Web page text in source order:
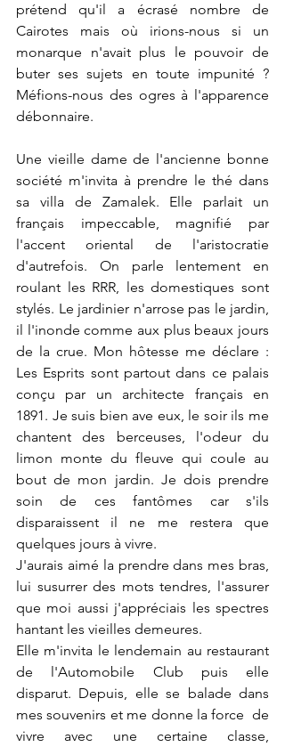
prétend qu'il a écrasé nombre de
Cairotes mais où irions-nous si un
monarque n'avait plus le pouvoir de
buter ses sujets en toute impunité ?
Méfions-nous des ogres à l'apparence
débonnaire.
Une vieille dame de l'ancienne bonne
société m'invita à prendre le thé dans
sa villa de Zamalek. Elle parlait un
français impeccable, magnifié par
l'accent oriental de l'aristocratie
d'autrefois. On parle lentement en
roulant les RRR, les domestiques sont
stylés. Le jardinier n'arrose pas le jardin,
il l'inonde comme aux plus beaux jours
de la crue. Mon hôtesse me déclare :
Les Esprits sont partout dans ce palais
conçu par un architecte français en
1891. Je suis bien ave eux, le soir ils me
chantent des berceuses, l'odeur du
limon monte du fleuve qui coule au
bout de mon jardin. Je dois prendre
soin de ces fantômes car s'ils
disparaissent il ne me restera que
quelques jours à vivre.
J'aurais aimé la prendre dans mes bras,
lui susurrer des mots tendres, l'assurer
que moi aussi j'appréciais les spectres
hantant les vieilles demeures.
Elle m'invita le lendemain au restaurant
de l'Automobile Club puis elle
disparut. Depuis, elle se balade dans
mes souvenirs et me donne la force  de
vivre avec une certaine classe,